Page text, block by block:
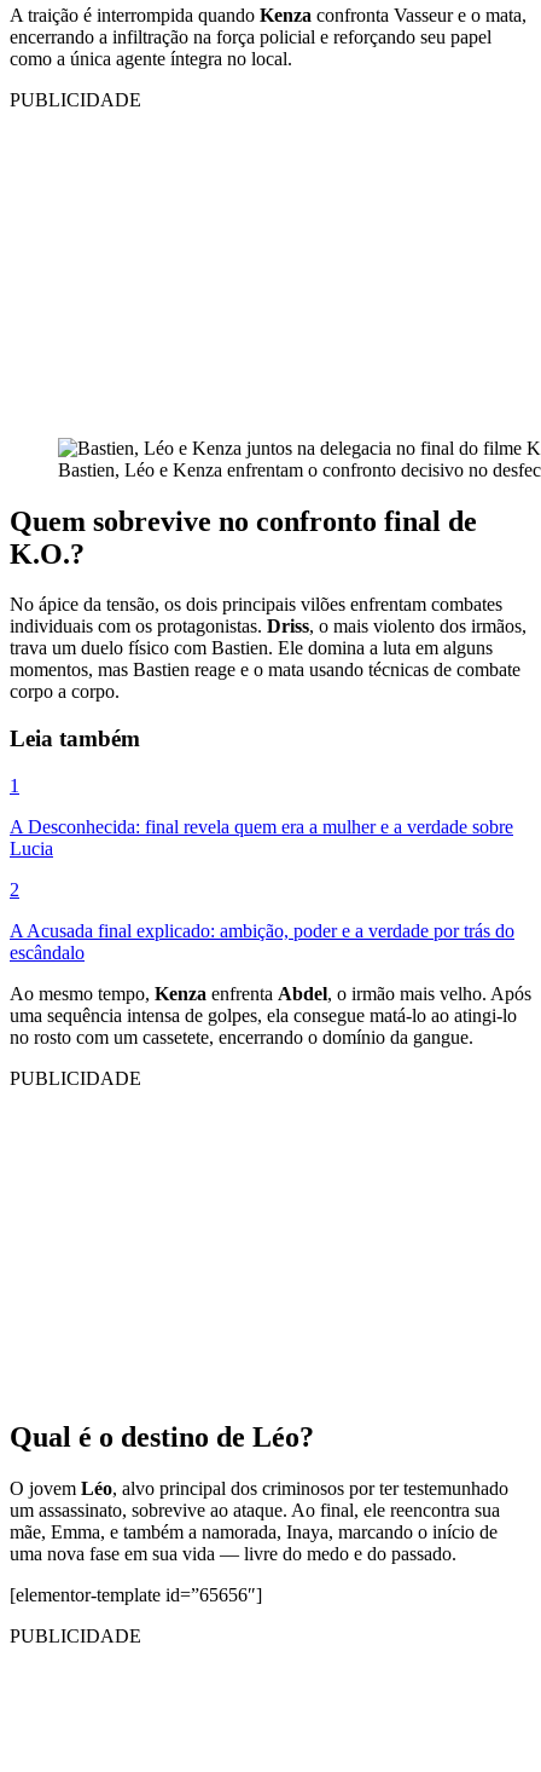
A traição é interrompida quando Kenza confronta Vasseur e o mata,
encerrando a infiltração na força policial e reforçando seu papel
como a única agente íntegra no local.
PUBLICIDADE
Bastien, Léo e Kenza enfrentam o confronto decisivo no
Quem sobrevive no confronto final de
K.O.?
No ápice da tensão, os dois principais vilões enfrentam combates
individuais com os protagonistas. Driss, o mais violento dos irmãos,
trava um duelo físico com Bastien. Ele domina a luta em alguns
momentos, mas Bastien reage e o mata usando técnicas de combate
corpo a corpo.
Leia também
1
A Desconhecida: final revela quem era a mulher e a verdade sobre
Lucia
2
A Acusada final explicado: ambição, poder e a verdade por trás do
escândalo
Ao mesmo tempo, Kenza enfrenta Abdel, o irmão mais velho. Após
uma sequência intensa de golpes, ela consegue matá-lo ao atingi-lo
no rosto com um cassetete, encerrando o domínio da gangue.
PUBLICIDADE
Qual é o destino de Léo?
O jovem Léo, alvo principal dos criminosos por ter testemunhado
um assassinato, sobrevive ao ataque. Ao final, ele reencontra sua
mãe, Emma, e também a namorada, Inaya, marcando o início de
uma nova fase em sua vida — livre do medo e do passado.
[elementor-template id=”65656″]
PUBLICIDADE